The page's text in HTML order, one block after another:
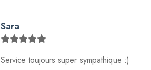
Sara
Service toujours super sympathique :)